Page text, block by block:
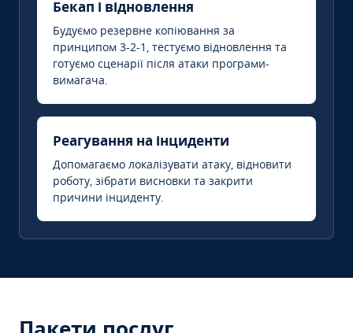
Бекап і відновлення
Будуємо резервне копіювання за
принципом 3-2-1, тестуємо відновлення та
готуємо сценарії після атаки програми-
вимагача.
Реагування на інциденти
Допомагаємо локалізувати атаку, відновити
роботу, зібрати висновки та закрити
причини інциденту.